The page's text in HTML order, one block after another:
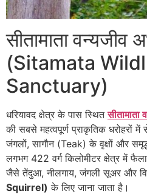
सीतामाता वन्यजीव
(Sitamata
Sanctuary)
धरियावद क्षेत्र के पास स्थितसीतामाता
की सबसे महत्वपूर्ण प्राकृतिक धरोहरों
जंगलों, सागौन (Teak) के वृक्षों और
लगभग 422 वर्ग किलोमीटर क्षेत्र में फैला
जैसे तेंदुआ, नीलगाय, जंगली सूअर और
Squirrel) के लिए जाना जाता है।